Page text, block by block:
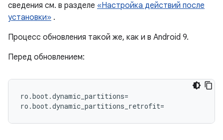
сведения см. в разделе «Настройка действий после
установки» .
Процесс обновления такой же, как и в Android 9.
Перед обновлением:
ro.boot.dynamic_partitions=
ro.boot.dynamic_partitions_retrofit=